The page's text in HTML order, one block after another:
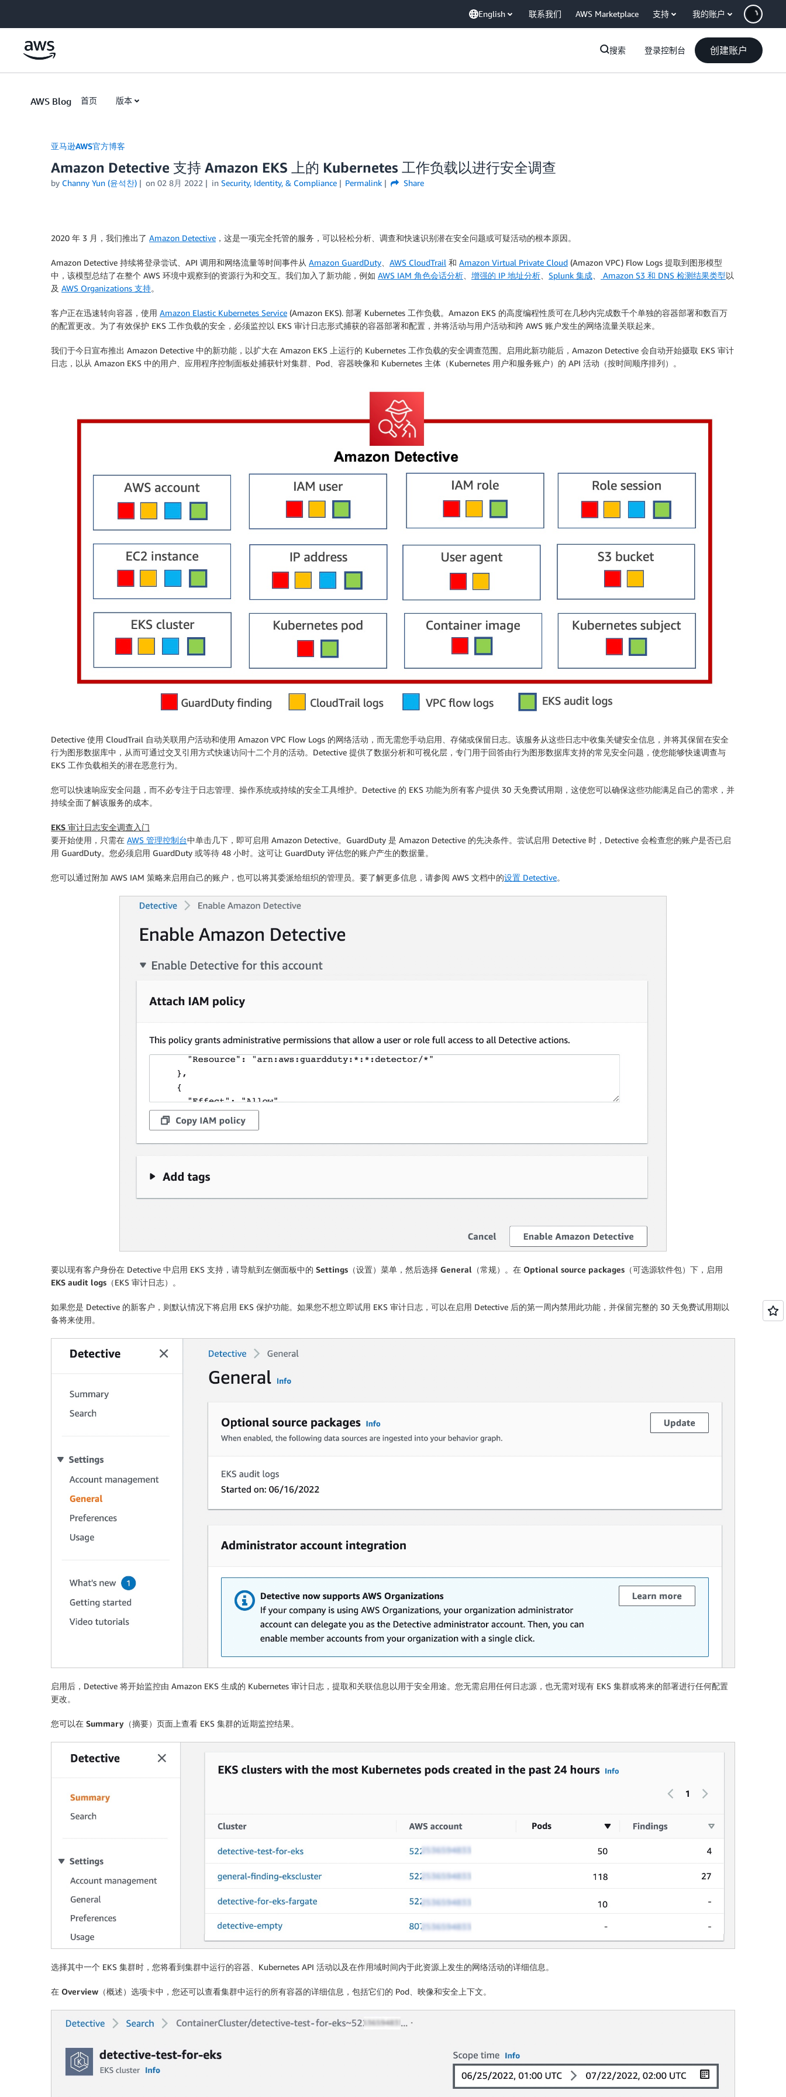
English 联系我们 AWS Marketplace 支持 我的账户
搜索 登录控制台 创建账户
AWS Blog 首页 版本
亚马逊AWS官方博客
Amazon Detective 支持 Amazon EKS 上的 Kubernetes 工作负载以进行安全调查
by Channy Yun (윤석찬) on 02 8月 2022 in Security, Identity, & Compliance Permalink Share
2020 年 3 月，我们推出了 Amazon Detective ，这是一项完全托管的服务，可以轻松分析、调查和快速识别潜在安全问题或可疑活动的根本原因。
Amazon Detective 持续将登录尝试、API 调用和网络流量等时间事件从 Amazon GuardDuty AWS CloudTrail 和 Amazon Virtual Private Cloud (Amazon VPC) Flow Logs 提取到图形模型
中，该模型总结了在整个 AWS 环境中观察到的资源行为和交互。我们加入了新功能，例如 AWS IAM 角色会话分析 增强的 IP 地址分析 Splunk 集成 Amazon S3 和 DNS 检测结果类型以
及 AWS Organizations 支持。
客户正在迅速转向容器，使用 Amazon Elastic Kubernetes Service (Amazon EKS). 部署 Kubernetes 工作负载。Amazon EKS 的高度编程性质可在几秒内完成数千个单独的容器部署和数百万
的配置更改。为了有效保护 EKS 工作负载的安全，必须监控以 EKS 审计日志形式捕获的容器部署和配置，并将活动与用户活动和跨 AWS 账户发生的网络流量关联起来。
我们于今日宣布推出 Amazon Detective 中的新功能，以扩大在 Amazon EKS 上运行的 Kubernetes 工作负载的安全调查范围。启用此新功能后，Amazon Detective 会自动开始摄取 EKS 审计
日志，以从 Amazon EKS 中的用户、应用程序控制面板处捕获针对集群、Pod、容器映像和 Kubernetes 主体（Kubernetes 用户和服务账户）的 API 活动（按时间顺序排列）。
Detective 使用 CloudTrail 自动关联用户活动和使用 Amazon VPC Flow Logs 的网络活动，而无需您手动启用、存储或保留日志。该服务从这些日志中收集关键安全信息，并将其保留在安全
行为图形数据库中，从而可通过交叉引用方式快速访问十二个月的活动。Detective 提供了数据分析和可视化层，专门用于回答由行为图形数据库支持的常见安全问题，使您能够快速调查与
EKS 工作负载相关的潜在恶意行为。
您可以快速响应安全问题，而不必专注于日志管理、操作系统或持续的安全工具维护。Detective 的 EKS 功能为所有客户提供 30 天免费试用期，这使您可以确保这些功能满足自己的需求，并
持续全面了解该服务的成本。
EKS 审计日志安全调查入门
要开始使用，只需在 AWS 管理控制台中单击几下，即可启用 Amazon Detective。GuardDuty 是 Amazon Detective 的先决条件。尝试启用 Detective 时，Detective 会检查您的账户是否已启
用 GuardDuty。您必须启用 GuardDuty 或等待 48 小时。这可让 GuardDuty 评估您的账户产生的数据量。
您可以通过附加 AWS IAM 策略来启用自己的账户，也可以将其委派给组织的管理员。要了解更多信息，请参阅 AWS 文档中的设置 Detective。
要以现有客户身份在 Detective 中启用 EKS 支持，请导航到左侧面板中的 Settings （设置）菜单，然后选择 General （常规）。在 Optional source packages （可选源软件包）下，启用
EKS audit logs （EKS 审计日志）。
如果您是 Detective 的新客户，则默认情况下将启用 EKS 保护功能。如果您不想立即试用 EKS 审计日志，可以在启用 Detective 后的第一周内禁用此功能，并保留完整的 30 天免费试用期以
备将来使用。
启用后，Detective 将开始监控由 Amazon EKS 生成的 Kubernetes 审计日志，提取和关联信息以用于安全用途。您无需启用任何日志源，也无需对现有 EKS 集群或将来的部署进行任何配置
更改。
您可以在 Summary （摘要）页面上查看 EKS 集群的近期监控结果。
选择其中一个 EKS 集群时，您将看到集群中运行的容器、Kubernetes API 活动以及在作用域时间内于此资源上发生的网络活动的详细信息。
在 Overview （概述）选项卡中，您还可以查看集群中运行的所有容器的详细信息，包括它们的 Pod、映像和安全上下文。